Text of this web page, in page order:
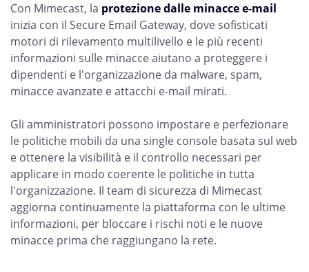
Con Mimecast, la protezione dalle minacce e-mail
inizia con il Secure Email Gateway, dove sofisticati
motori di rilevamento multilivello e le più recenti
informazioni sulle minacce aiutano a proteggere i
dipendenti e l'organizzazione da malware, spam,
minacce avanzate e attacchi e-mail mirati.
Gli amministratori possono impostare e perfezionare
le politiche mobili da una single console basata sul web
e ottenere la visibilità e il controllo necessari per
applicare in modo coerente le politiche in tutta
l'organizzazione. Il team di sicurezza di Mimecast
aggiorna continuamente la piattaforma con le ultime
informazioni, per bloccare i rischi noti e le nuove
minacce prima che raggiungano la rete.